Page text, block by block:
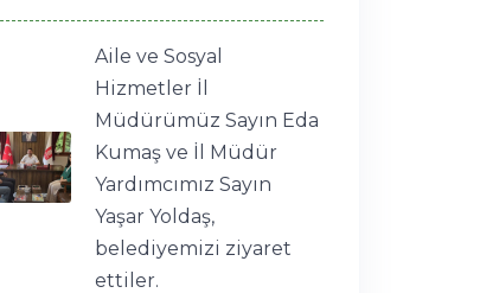
Aile ve Sosyal
Hizmetler İl
Müdürümüz Sayın Eda
Kumaş ve İl Müdür
Yardımcımız Sayın
Yaşar Yoldaş,
belediyemizi ziyaret
ettiler.